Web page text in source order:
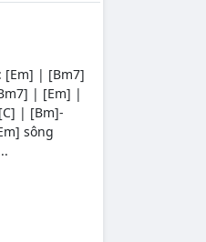
[Em] | [Bm7]
| [Em] |
| [Bm]-
sông